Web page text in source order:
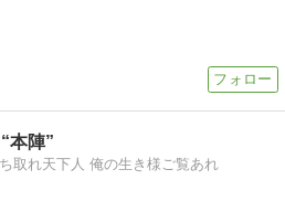
本陣”
取れ天下人 俺の生き様ご覧あれ